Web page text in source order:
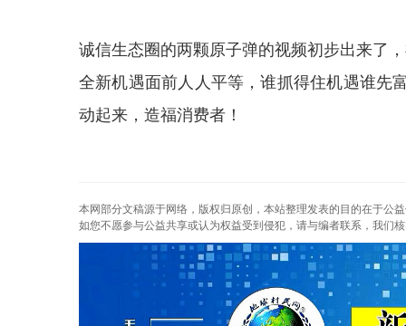
诚信生态圈的两颗原子弹的视频初步出来了
全新机遇面前人人平等，谁抓得住机遇谁先
动起来，造福消费者！
本网部分文稿源于网络，版权归原创，本站整理发表的目的在于公
如您不愿参与公益共享或认为权益受到侵犯，请与编者联系，我们